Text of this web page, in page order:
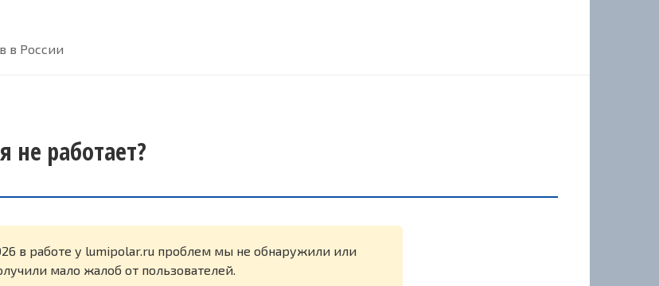
в России
не работает?
в работе у lumipolar.ru проблем мы не обнаружили или
мало жалоб от пользователей.